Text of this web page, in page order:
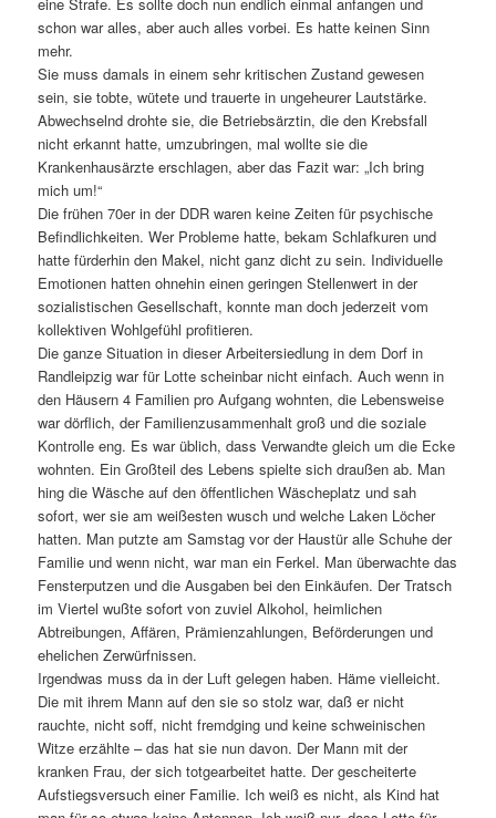
schon war alles, aber auch alles vorbei. Es hatte keinen Sinn
mehr.
Sie muss damals in einem sehr kritischen Zustand gewesen
sein, sie tobte, wütete und trauerte in ungeheurer Lautstärke.
Abwechselnd drohte sie, die Betriebsärztin, die den Krebsfall
nicht erkannt hatte, umzubringen, mal wollte sie die
Krankenhausärzte erschlagen, aber das Fazit war: „Ich bring
mich um!“
Die frühen 70er in der DDR waren keine Zeiten für psychische
Befindlichkeiten. Wer Probleme hatte, bekam Schlafkuren und
hatte fürderhin den Makel, nicht ganz dicht zu sein. Individuelle
Emotionen hatten ohnehin einen geringen Stellenwert in der
sozialistischen Gesellschaft, konnte man doch jederzeit vom
kollektiven Wohlgefühl profitieren.
Die ganze Situation in dieser Arbeitersiedlung in dem Dorf in
Randleipzig war für Lotte scheinbar nicht einfach. Auch wenn in
den Häusern 4 Familien pro Aufgang wohnten, die Lebensweise
war dörflich, der Familienzusammenhalt groß und die soziale
Kontrolle eng. Es war üblich, dass Verwandte gleich um die Ecke
wohnten. Ein Großteil des Lebens spielte sich draußen ab. Man
hing die Wäsche auf den öffentlichen Wäscheplatz und sah
sofort, wer sie am weißesten wusch und welche Laken Löcher
hatten. Man putzte am Samstag vor der Haustür alle Schuhe der
Familie und wenn nicht, war man ein Ferkel. Man überwachte das
Fensterputzen und die Ausgaben bei den Einkäufen. Der Tratsch
im Viertel wußte sofort von zuviel Alkohol, heimlichen
Abtreibungen, Affären, Prämienzahlungen, Beförderungen und
ehelichen Zerwürfnissen.
Irgendwas muss da in der Luft gelegen haben. Häme vielleicht.
Die mit ihrem Mann auf den sie so stolz war, daß er nicht
rauchte, nicht soff, nicht fremdging und keine schweinischen
Witze erzählte – das hat sie nun davon. Der Mann mit der
kranken Frau, der sich totgearbeitet hatte. Der gescheiterte
Aufstiegsversuch einer Familie. Ich weiß es nicht, als Kind hat